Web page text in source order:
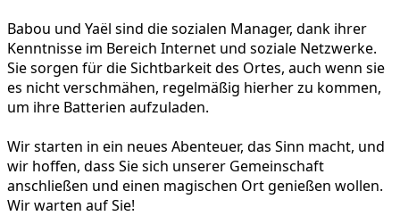
Babou und Yaël sind die sozialen Manager, dank ihrer
Kenntnisse im Bereich Internet und soziale Netzwerke.
Sie sorgen für die Sichtbarkeit des Ortes, auch wenn sie
es nicht verschmähen, regelmäßig hierher zu kommen,
um ihre Batterien aufzuladen.
Wir starten in ein neues Abenteuer, das Sinn macht, und
wir hoffen, dass Sie sich unserer Gemeinschaft
anschließen und einen magischen Ort genießen wollen.
Wir warten auf Sie!